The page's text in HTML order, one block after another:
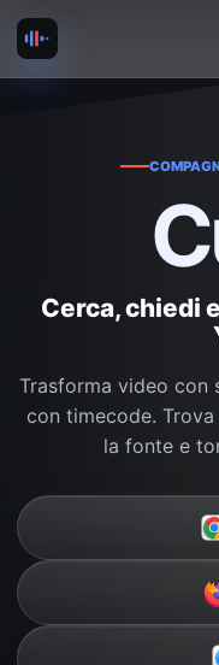
Cerca, chiedi
Trasforma video
con timecode.
la fonte e